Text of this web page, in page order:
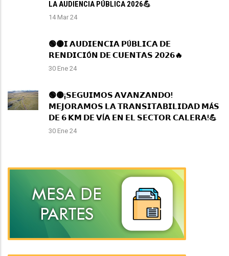
LA AUDIENCIA PÚBLICA 2026💪
14 Mar 24
🟢🟡𝗜 𝗔𝗨𝗗𝗜𝗘𝗡𝗖𝗜𝗔 𝗣Ú𝗕𝗟𝗜𝗖𝗔 𝗗𝗘
𝗥𝗘𝗡𝗗𝗜𝗖𝗜Ó𝗡 𝗗𝗘 𝗖𝗨𝗘𝗡𝗧𝗔𝗦 𝟮𝟬𝟮𝟲🔥
30 Ene 24
🟢🟡¡𝗦𝗘𝗚𝗨𝗜𝗠𝗢𝗦 𝗔𝗩𝗔𝗡𝗭𝗔𝗡𝗗𝗢!
𝗠𝗘𝗝𝗢𝗥𝗔𝗠𝗢𝗦 𝗟𝗔 𝗧𝗥𝗔𝗡𝗦𝗜𝗧𝗔𝗕𝗜𝗟𝗜𝗗𝗔𝗗 𝗠Á𝗦
𝗗𝗘 𝟲 𝗞𝗠 𝗗𝗘 𝗩Í𝗔 𝗘𝗡 𝗘𝗟 𝗦𝗘𝗖𝗧𝗢𝗥 𝗖𝗔𝗟𝗘𝗥𝗔!💪
30 Ene 24